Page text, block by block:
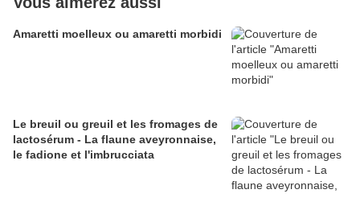
Amaretti moelleux ou amaretti morbidi
Le breuil ou greuil et les fromages de
lactosérum - La flaune aveyronnaise,
le fadione et l'imbrucciata